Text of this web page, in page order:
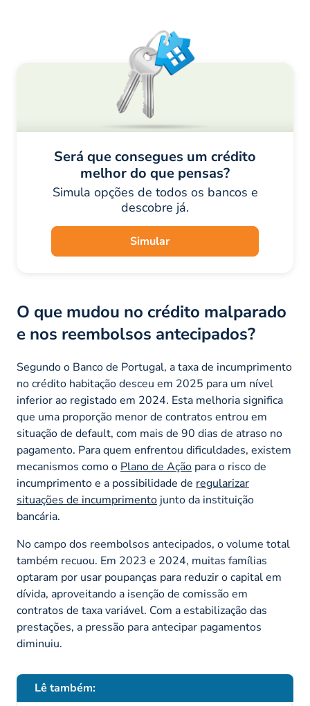
Será que consegues um crédito
melhor do que pensas?
Simula opções de todos os bancos e
descobre já.
Simular
O que mudou no crédito malparado
e nos reembolsos antecipados?
Segundo o Banco de Portugal, a taxa de incumprimento
no crédito habitação desceu em 2025 para um nível
inferior ao registado em 2024. Esta melhoria significa
que uma proporção menor de contratos entrou em
situação de default, com mais de 90 dias de atraso no
pagamento. Para quem enfrentou dificuldades, existem
mecanismos como o Plano de Ação para o risco de
incumprimento e a possibilidade de regularizar
situações de incumprimento junto da instituição
bancária.
No campo dos reembolsos antecipados, o volume total
também recuou. Em 2023 e 2024, muitas famílias
optaram por usar poupanças para reduzir o capital em
dívida, aproveitando a isenção de comissão em
contratos de taxa variável. Com a estabilização das
prestações, a pressão para antecipar pagamentos
diminuiu.
Lê também: